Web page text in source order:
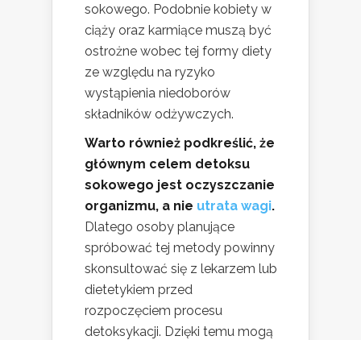
sokowego. Podobnie kobiety w
ciąży oraz karmiące muszą być
ostrożne wobec tej formy diety
ze względu na ryzyko
wystąpienia niedoborów
składników odżywczych.
Warto również podkreślić, że
głównym celem detoksu
sokowego jest oczyszczanie
organizmu, a nie utrata wagi.
Dlatego osoby planujące
spróbować tej metody powinny
skonsultować się z lekarzem lub
dietetykiem przed
rozpoczęciem procesu
detoksykacji. Dzięki temu mogą